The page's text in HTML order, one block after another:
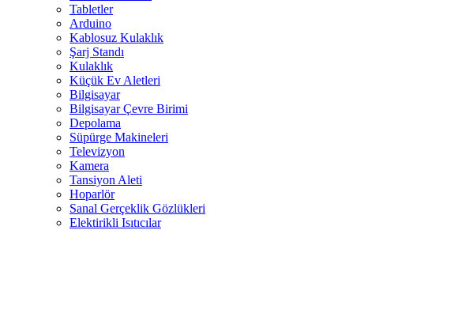
Tabletler
Arduino
Kablosuz Kulaklık
Şarj Standı
Kulaklık
Küçük Ev Aletleri
Bilgisayar
Bilgisayar Çevre Birimi
Depolama
Süpürge Makineleri
Televizyon
Kamera
Tansiyon Aleti
Hoparlör
Sanal Gerçeklik Gözlükleri
Elektirikli Isıtıcılar